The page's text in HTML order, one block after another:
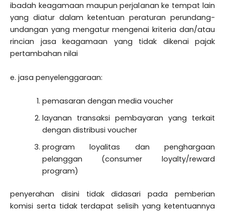
ibadah keagamaan maupun perjalanan ke tempat lain
yang diatur dalam ketentuan peraturan perundang-
undangan yang mengatur mengenai kriteria dan/atau
rincian jasa keagamaan yang tidak dikenai pajak
pertambahan nilai
e. jasa penyelenggaraan:
pemasaran dengan media voucher
layanan transaksi pembayaran yang terkait
dengan distribusi voucher
program loyalitas dan penghargaan
pelanggan (consumer loyalty/reward
program)
penyerahan disini tidak didasari pada pemberian
komisi serta tidak terdapat selisih yang ketentuannya